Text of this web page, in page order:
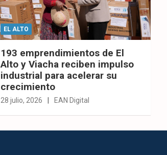
EL ALTO
193 emprendimientos de El
Alto y Viacha reciben impulso
industrial para acelerar su
crecimiento
28 julio, 2026 EAN Digital